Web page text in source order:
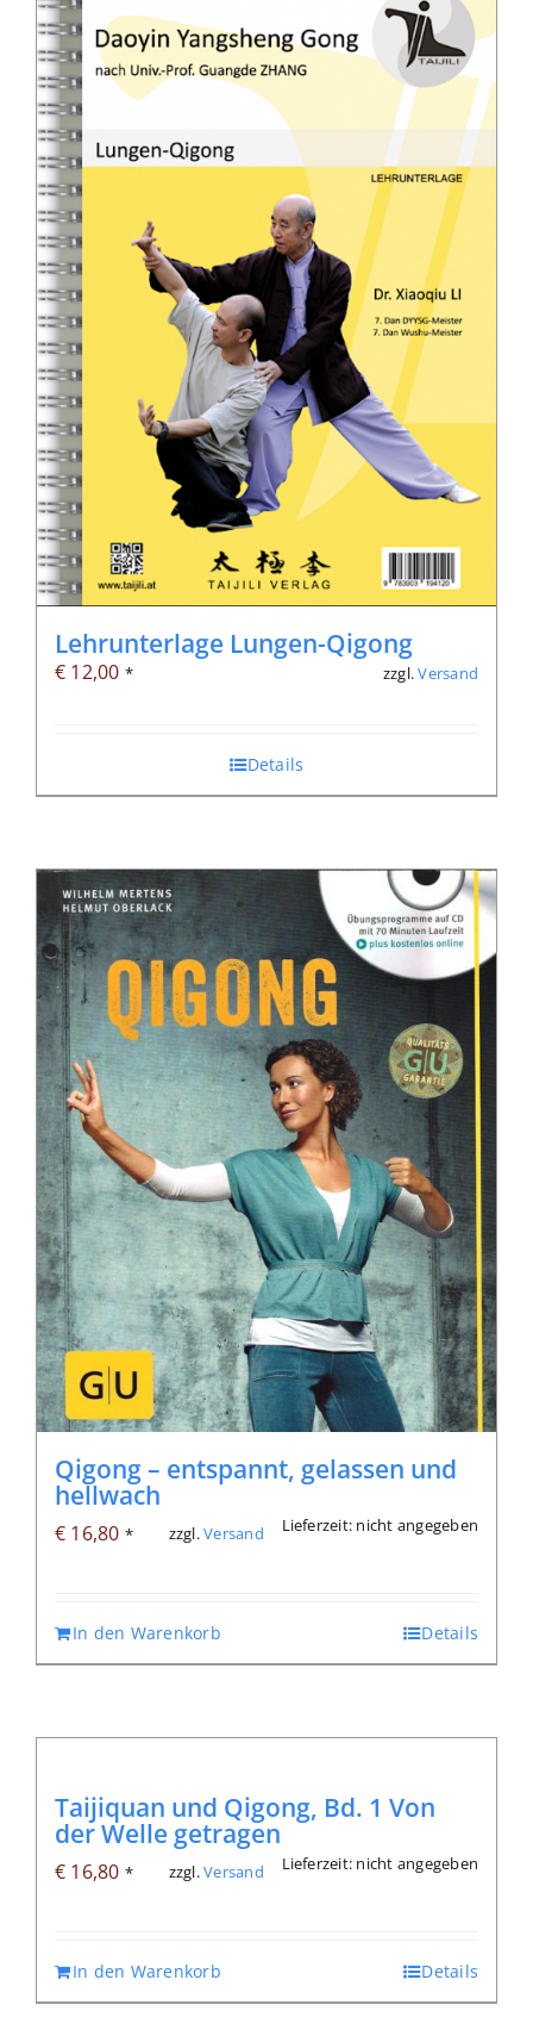
Lehrunterlage Lungen-Qigong
€ 12,00 * zzgl.Versand
Details
Qigong – entspannt, gelassen und
hellwach
€ 16,80 * zzgl.Versand Lieferzeit: nicht angegeben
In den Warenkorb Details
Taijiquan und Qigong, Bd. 1 Von
der Welle getragen
€ 16,80 * zzgl.Versand Lieferzeit: nicht angegeben
In den Warenkorb Details